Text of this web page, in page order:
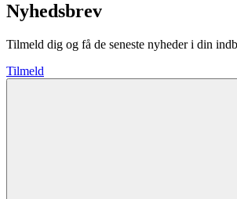
Nyhedsbrev
Tilmeld dig og få de seneste nyheder i din
Tilmeld